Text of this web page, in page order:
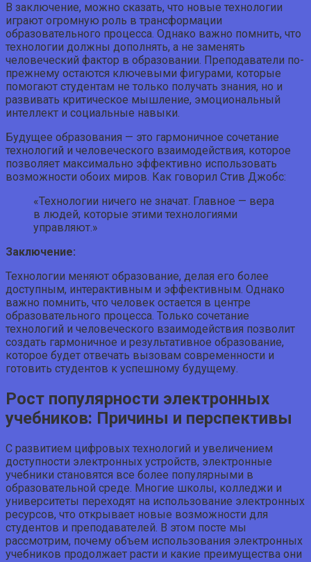
В заключение, можно сказать, что новые технологии
играют огромную роль в трансформации
образовательного процесса. Однако важно помнить, что
технологии должны дополнять, а не заменять
человеческий фактор в образовании. Преподаватели по-
прежнему остаются ключевыми фигурами, которые
помогают студентам не только получать знания, но и
развивать критическое мышление, эмоциональный
интеллект и социальные навыки.
Будущее образования — это гармоничное сочетание
технологий и человеческого взаимодействия, которое
позволяет максимально эффективно использовать
возможности обоих миров. Как говорил Стив Джобс:
«Технологии ничего не значат. Главное — вера
в людей, которые этими технологиями
управляют.»
Заключение:
Технологии меняют образование, делая его более
доступным, интерактивным и эффективным. Однако
важно помнить, что человек остается в центре
образовательного процесса. Только сочетание
технологий и человеческого взаимодействия позволит
создать гармоничное и результативное образование,
которое будет отвечать вызовам современности и
готовить студентов к успешному будущему.
Рост популярности электронных
учебников: Причины и перспективы
С развитием цифровых технологий и увеличением
доступности электронных устройств, электронные
учебники становятся все более популярными в
образовательной среде. Многие школы, колледжи и
университеты переходят на использование электронных
ресурсов, что открывает новые возможности для
студентов и преподавателей. В этом посте мы
рассмотрим, почему объем использования электронных
учебников продолжает расти и какие преимущества они